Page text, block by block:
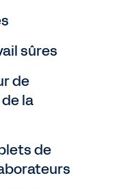
sûres
de
la
de